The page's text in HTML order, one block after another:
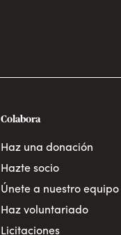
Colabora
Haz una donación
Hazte socio
Únete a nuestro equipo
Haz voluntariado
Licitaciones